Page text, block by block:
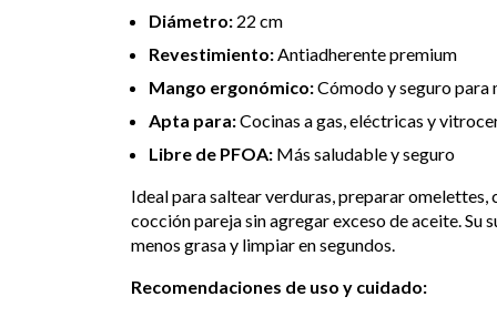
Diámetro: 22 cm
Revestimiento:Antiadherente premium
Mango ergonómico:Cómodo y seguro para
Apta para:Cocinas a gas, eléctricas y
Libre de PFOA: Más saludable y seguro
Ideal para saltear verduras, preparar omelettes,
cocción pareja sin agregar exceso de aceite.
menos grasa y limpiar en segundos.
Recomendaciones de uso y cuidado: